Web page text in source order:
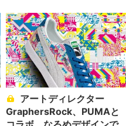
GraphersRock、PUMAと